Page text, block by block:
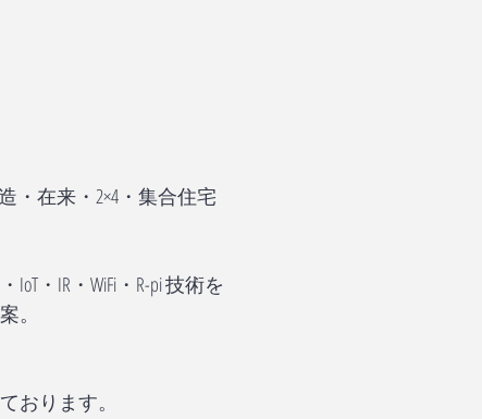
・在来・2×4・集合住宅
・IR・WiFi・R-pi 技術を
。
おります。